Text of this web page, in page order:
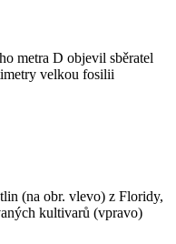
metra D objevil sběratel
velkou fosilii
(na obr. vlevo) z Floridy,
kultivarů (vpravo)